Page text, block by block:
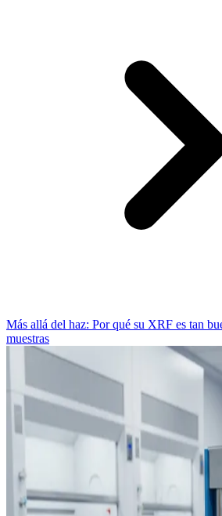
Más allá del haz: Por qué su XRF es tan
muestras